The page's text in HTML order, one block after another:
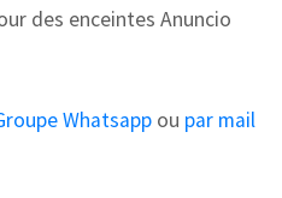
des enceintes Anuncio
Whatsapp ou par mail